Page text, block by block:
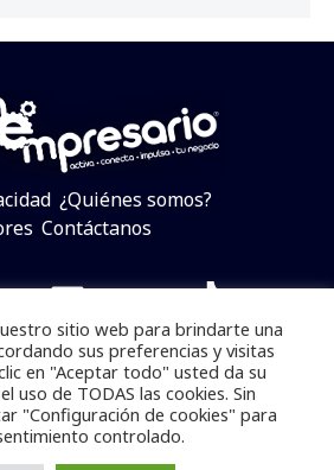
¿Quiénes somos?
Contáctanos
LinkedIn
Telegram
YouTube
TikTok
Todos los derechos reservados.
la información total o parcial sin
sitio web para brindarte una
sus preferencias y visitas
en "Aceptar todo" usted da su
uso de TODAS las cookies. Sin
"Configuración de cookies" para
controlado.